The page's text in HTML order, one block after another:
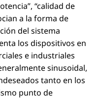
“calidad de
a la forma de
del sistema
los dispositivos en
e industriales
sinusoidal,
tanto en los
punto de